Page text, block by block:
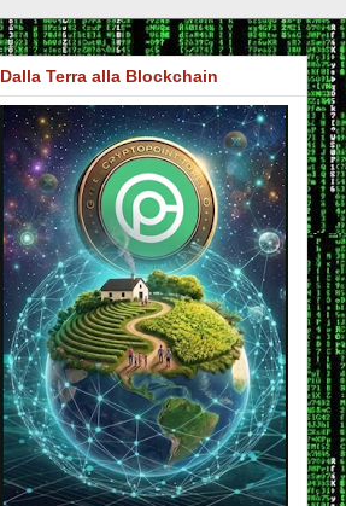
Dalla Terra alla Blockchain